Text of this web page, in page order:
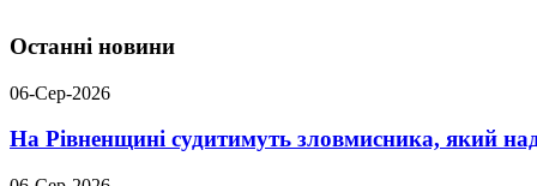
Останні новини
06-Сер-2026
На Рівненщині судитимуть зловмисника, який